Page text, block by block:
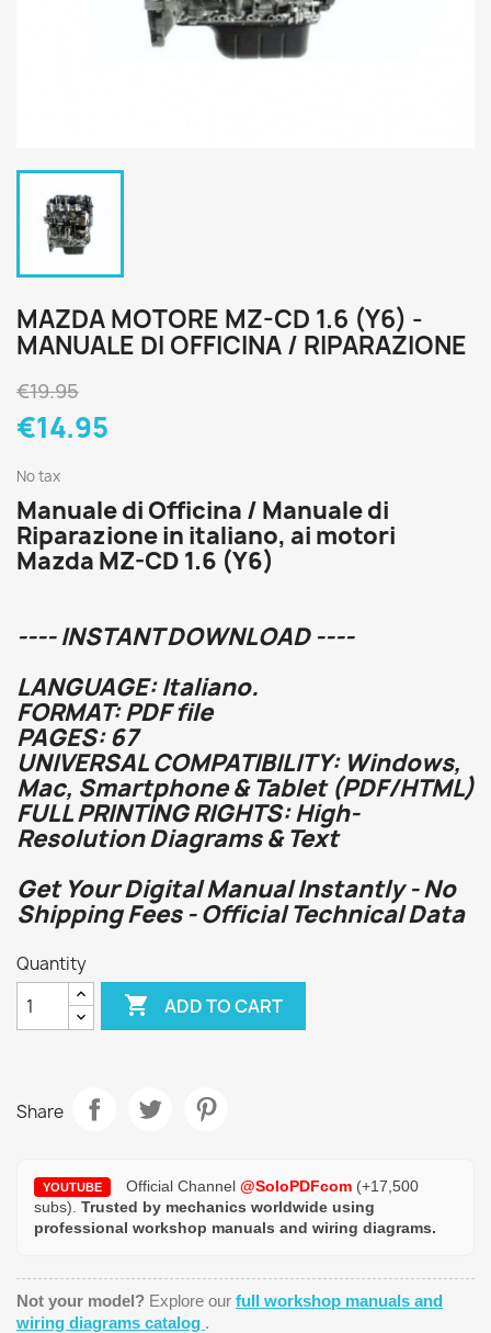
MAZDA MOTORE MZ-CD 1.6 (Y6) -
MANUALE DI OFFICINA / RIPARAZIONE
€19.95
€14.95
No tax
Manuale di Officina / Manuale di
Riparazione in italiano, ai motori
Mazda MZ-CD 1.6 (Y6)
---- INSTANT DOWNLOAD ----
LANGUAGE: Italiano.
FORMAT: PDF file
PAGES: 67
UNIVERSAL COMPATIBILITY: Windows,
Mac, Smartphone & Tablet (PDF/HTML)
FULL PRINTING RIGHTS: High-
Resolution Diagrams & Text
Get Your Digital Manual Instantly - No
Shipping Fees - Official Technical Data
Quantity
 ADD TO CART
Share
YOUTUBE Official Channel @SoloPDFcom (+17,500
subs). Trusted by mechanics worldwide using
professional workshop manuals and wiring diagrams.
Not your model? Explore our full workshop manuals and
wiring diagrams catalog .